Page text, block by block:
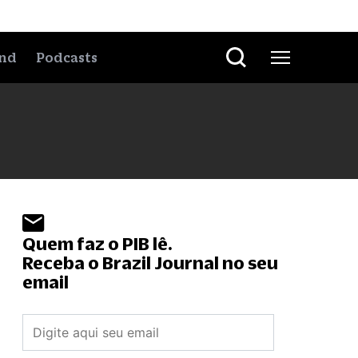
Podcasts
Quem faz o PIB lê.
Receba o Brazil Journal no seu
email